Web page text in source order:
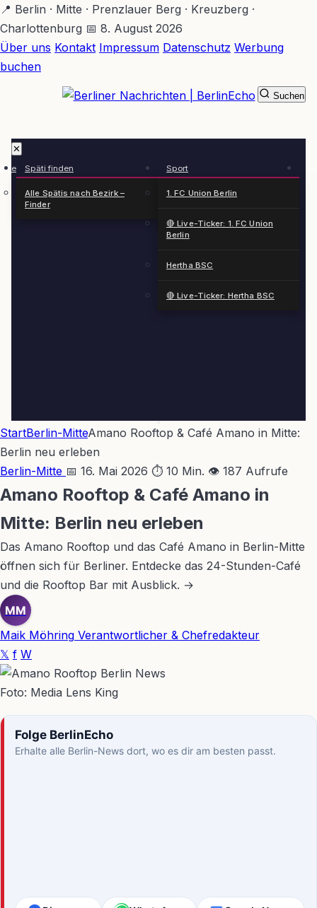
Zum
Hauptinhalt
springen
📍 Berlin · Mitte · Prenzlauer Berg · Kreuzberg ·
Charlottenburg 📅 8. August 2026
Über uns Kontakt Impressum Datenschutz Werbung
buchen
✕
Späti finden
Alle Spätis nach Bezirk –
Finder
Sport
1. FC Union Berlin
🔴 Live-Ticker: 1. FC Union
Berlin
Hertha BSC
🔴 Live-Ticker: Hertha BSC
Suchen
StartBerlin-MitteAmano Rooftop & Café Amano in Mitte:
Berlin neu erleben
Berlin-Mitte 📅 16. Mai 2026 ⏱ 10 Min. 👁 187 Aufrufe
Amano Rooftop & Café Amano in
Mitte: Berlin neu erleben
Das Amano Rooftop und das Café Amano in Berlin-Mitte
öffnen sich für Berliner. Entdecke das 24-Stunden-Café
und die Rooftop Bar mit Ausblick. →
MM
Maik Möhring Verantwortlicher & Chefredakteur
𝕏 f W
Foto: Media Lens King
Folge BerlinEcho
Erhalte alle Berlin-News dort, wo es dir am besten passt.